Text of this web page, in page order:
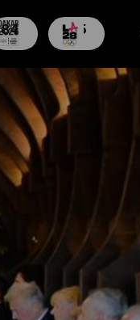
84
nap
705
nap